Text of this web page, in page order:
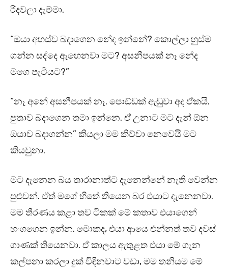
රිදවලා දැම්මා.
“ඔයා අහස්ව බදාගෙන නේද ඉන්නේ? කොල්ලා හුස්ම
ගන්න සද්දෙ ඇහෙනවා මට? අසනීපයක් නෑ නේද
මගෙ පැටියට?”
“නෑ අනේ අසනීපයක් නෑ. පොඩ්ඩක් ඇඬුවා අද ඒකයි.
පුතාව බදාගෙන තමා ඉන්නෙ. ඒ උනාට මට දැන් ඕන
ඔයාව බදාගන්න” කියලා මම කිව්වා නෙවෙයි මට
කියවුනා.
මට දැනෙන බය තාරානාත්ට දැනෙන්නේ නැති වෙන්න
පුළුවන්. ඒත් මගේ හිතේ තියෙන බර එයාට දැනෙනවා.
මම තීරණය කළා තව ටිකක් මේ කතාව එයාගෙන්
හංගගෙන ඉන්න. මොකද, එයා ආයෙ එන්නත් තව දවස්
ගාණක් තියෙනවා. ඒ කාලය ඇතුළත එයා මේ ගැන
කල්පනා කරලා දුක් විඳිනවාට වඩා, මම තනියම මේ